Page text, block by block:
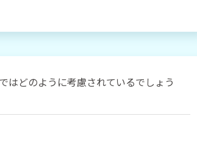
はどのように考慮されているでしょう